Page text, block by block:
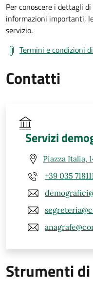
Per conoscere i dettagli
informazioni importanti,
servizio.
Termini e condizioni
Contatti
Servizi
Piazza Italia,
+39 035
Strumenti